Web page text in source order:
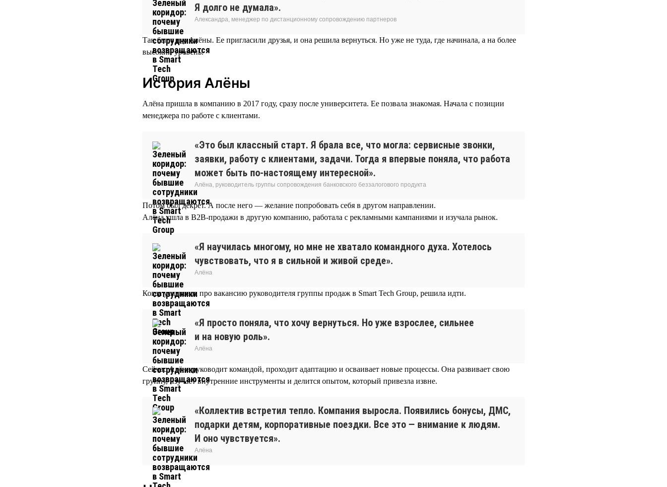
Я долго не думала».
Александра, менеджер по дистанционному сопровождению партнеров
Так было и у Алёны. Ее пригласили друзья, и она решила вернуться. Но уже не туда, где начинала, а на более
высокий уровень.
История Алёны
Алёна пришла в компанию в 2017 году, сразу после университета. Ее позвала знакомая. Начала с позиции
менеджера по работе с клиентами.
«Это был классный старт. Я брала все, что могла: сервисные звонки,
заявки, работу с клиентами, задачи. Тогда я впервые поняла, что работа
может быть по-настоящему интересной».
Алёна, руководитель группы сопровождения банковского беззалогового продукта
Потом был декрет. А после него — желание попробовать себя в другом направлении.
Алёна ушла в B2B-продажи в другую компанию, работала с рекламными кампаниями и изучала рынок.
«Я научилась многому, но мне не хватало командного духа. Хотелось
чувствовать, что я в сильной и живой среде».
Алёна
Когда услышала про вакансию руководителя группы продаж в Smart Tech Group, решила идти.
«Я просто поняла, что хочу вернуться. Но уже взрослее, сильнее
и на новую роль».
Алёна
Сейчас Алёна руководит командой, проходит адаптацию и осваивает новые процессы. Она развивает свою
группу, изучает внутренние инструменты и делится опытом, который привезла извне.
«Коллектив встретил тепло. Компания выросла. Появились бонусы, ДМС,
подарки детям, корпоративные поездки. Все это — внимание к людям.
И оно чувствуется».
Алёна